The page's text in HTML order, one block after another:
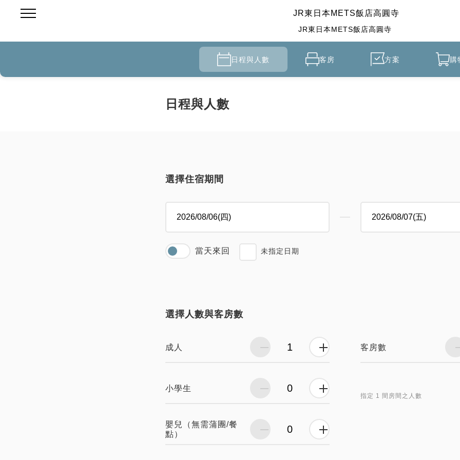
JR東日本METS飯店高圓寺
JR東日本METS飯店高圓寺
日程與人數 客房 方案 購
日程與人數
選擇住宿期間
當天來回 未指定日期
選擇人數與客房數
成人
小學生
嬰兒（無需蒲團/餐
點）
客房數
指定 1 間房間之人數